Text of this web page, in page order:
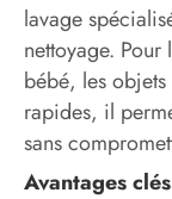
lavage
nettoyage. Pour
bébé, les objets
rapides, il
sans
Avantages clés